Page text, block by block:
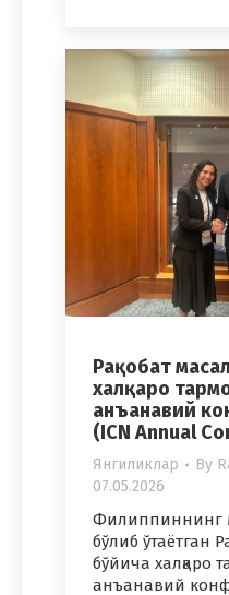
Рақобат
халқаро
анъанавий
(ICN Annual
Янгиликлар By
07.05.2026
Филиппиннинг
бўлиб ўтаётган
бўйича халқаро
анъанавий